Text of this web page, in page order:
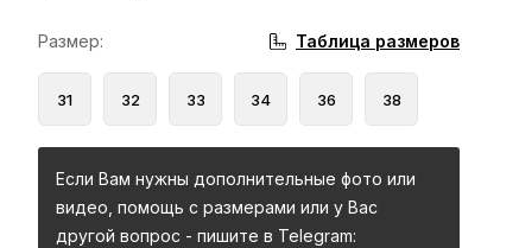
Размер: Таблица размеров
31 32 33 34 36 38
Если Вам нужны дополнительные фото или
видео, помощь с размерами или у Вас
другой вопрос - пишите в Telegram: